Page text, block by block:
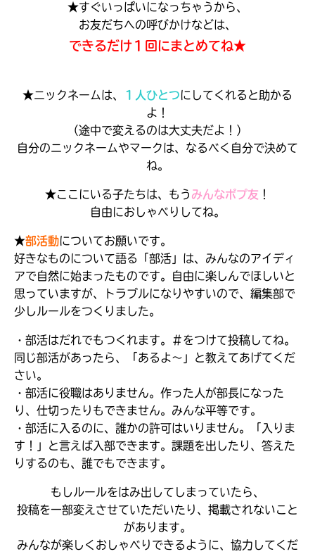
大人気
キミノラジオ配信中！
いろんな動画が
見られる
★すぐいっぱいになっちゃうから、
お友だちへの呼びかけなどは、
できるだけ１回にまとめてね★
★ニックネームは、 １人ひとつにしてくれると助かる
よ！
（途中で変えるのは大丈夫だよ！）
自分のニックネームやマークは、なるべく自分で決めて
ね。
★ここにいる子たちは、もう みんなポプ友 ！
自由におしゃべりしてね。
★部活動についてお願いです。
好きなものについて語る「部活」は、みんなのアイディ
アで自然に始まったものです。自由に楽しんでほしいと
思っていますが、トラブルになりやすいので、編集部で
少しルールをつくりました。
・部活はだれでもつくれます。＃をつけて投稿してね。
同じ部活があったら、「あるよ～」と教えてあげてくだ
さい。
・部活に役職はありません。作った人が部長になった
り、仕切ったりもできません。みんな平等です。
・部活に入るのに、誰かの許可はいりません。「入りま
す！」と言えば入部できます。課題を出したり、答えた
りするのも、誰でもできます。
もしルールをはみ出してしまっていたら、
投稿を一部変えさせていただいたり、掲載されないこと
があります。
みんなが楽しくおしゃべりできるように、協力してくだ